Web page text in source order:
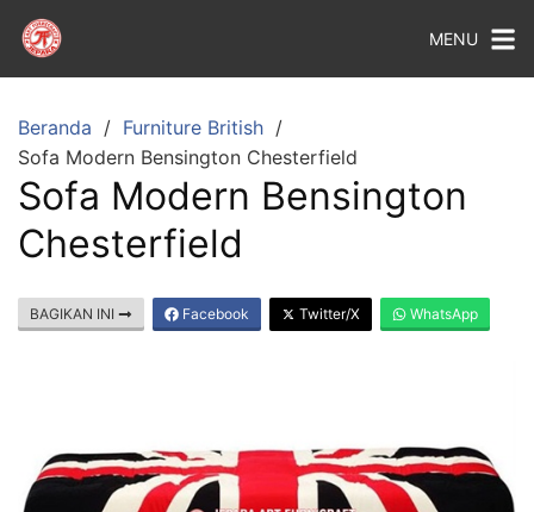
MENU
Beranda
Furniture British
Sofa Modern Bensington Chesterfield
Sofa Modern Bensington
Chesterfield
BAGIKAN INI Facebook Twitter/X WhatsApp